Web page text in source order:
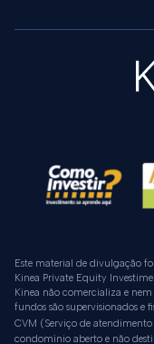
Este material de divulgação
Kinea Private Equity
Kinea não comercializa e
fundos são supervisionados e
CVM (Serviço de
condomínio aberto e não